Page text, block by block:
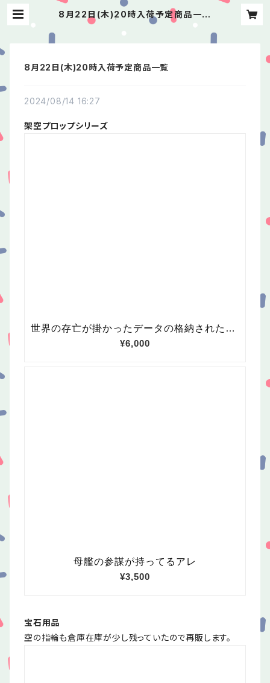
8月22日(木)20時入荷予定商品一覧
| よしけい
8月22日(木)20時入荷予定商品一覧
2024/08/14 16:27
架空プロップシリーズ
宝石用品
空の指輪も倉庫在庫が少し残っていたので再販します。